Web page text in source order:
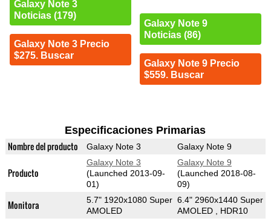
Galaxy Note 3
Noticias (179)
Galaxy Note 3 Precio
$275. Buscar
Galaxy Note 9
Noticias (86)
Galaxy Note 9 Precio
$559. Buscar
Especificaciones Primarias
Nombre del producto Galaxy Note 3 Galaxy Note 9
Producto
Galaxy Note 3
(Launched 2013-09-
01)
Galaxy Note 9
(Launched 2018-08-
09)
Monitora
5.7" 1920x1080 Super
AMOLED
6.4" 2960x1440 Super
AMOLED , HDR10